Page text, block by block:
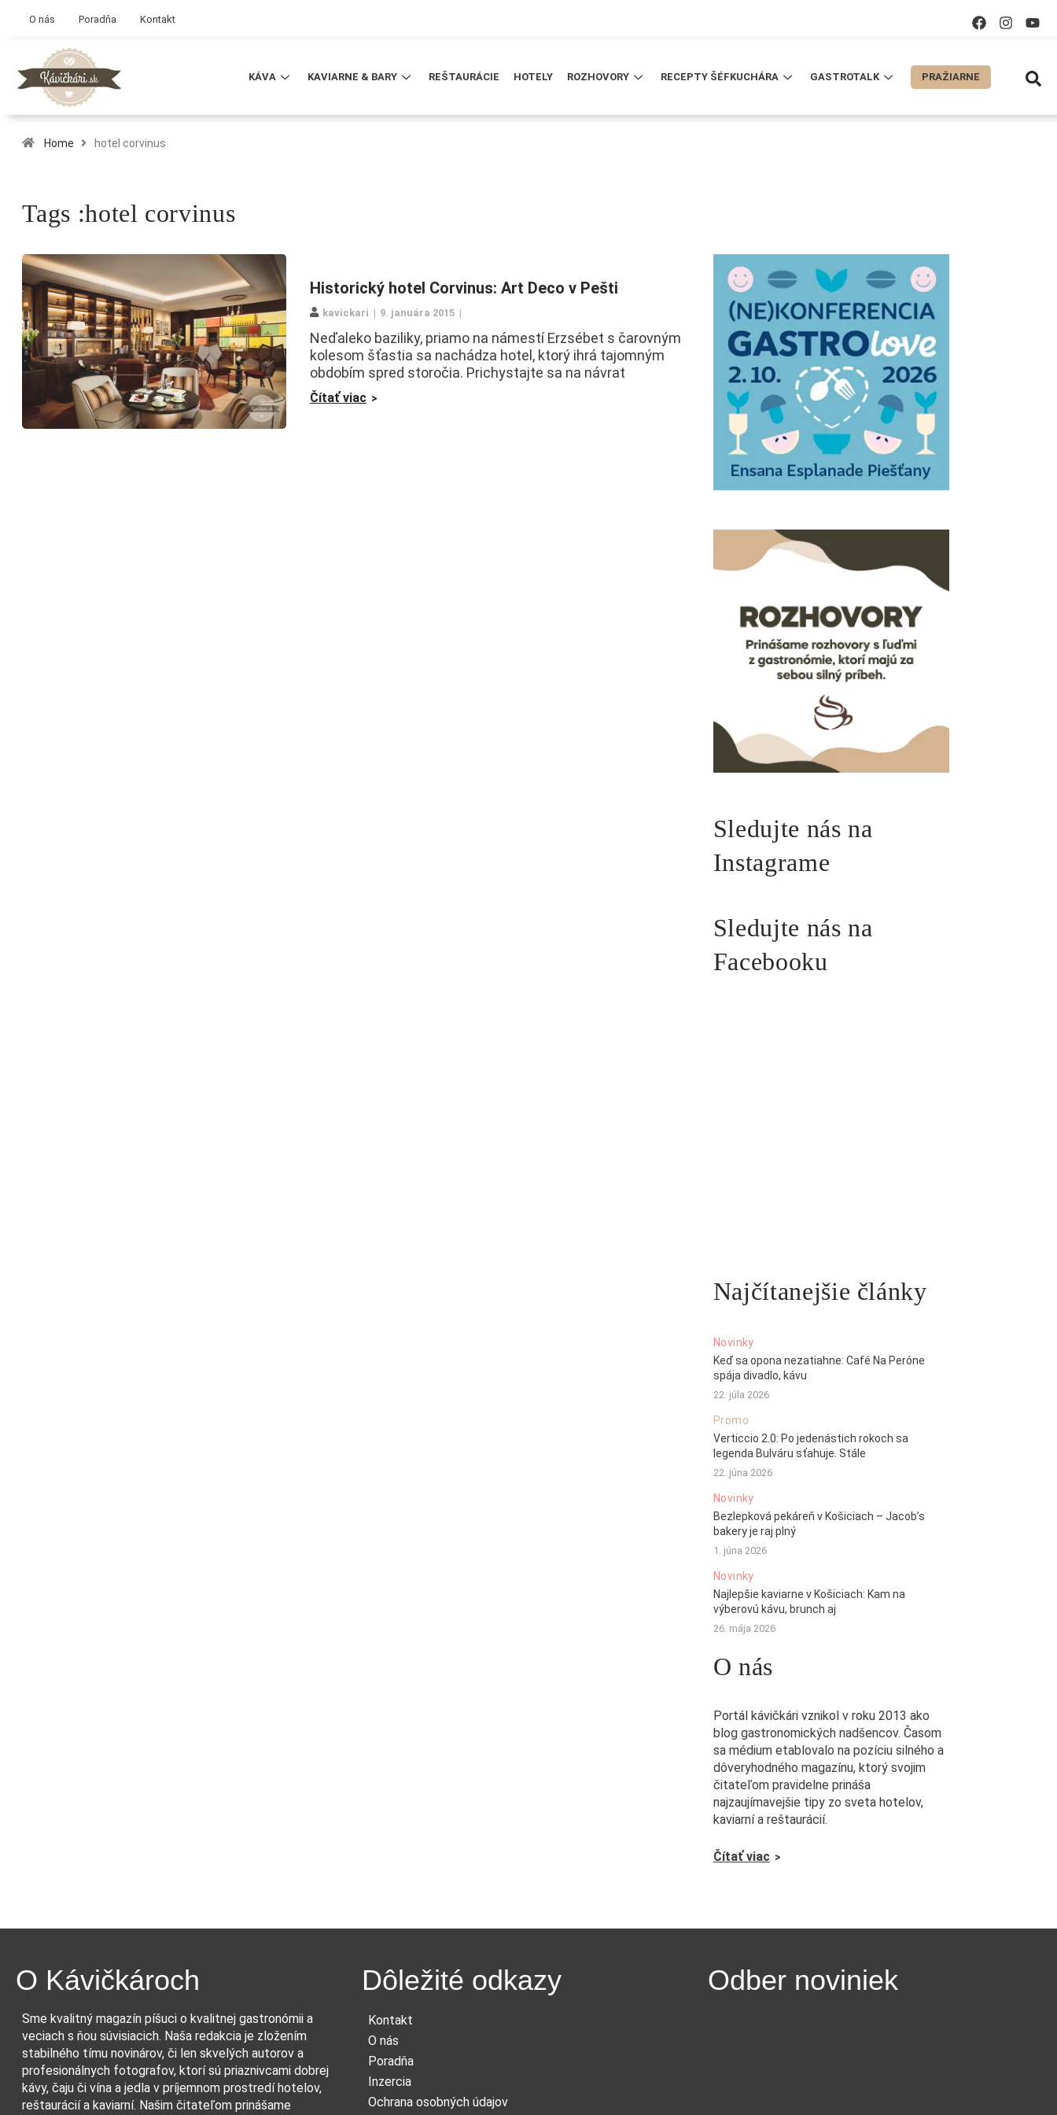
O nás Poradňa Kontakt
KÁVA KAVIARNE & BARY REŠTAURÁCIE HOTELY ROZHOVORY RECEPTY ŠÉFKUCHÁRA GASTROTALK PRAŽIARNE
Home hotel corvinus
Tags :hotel corvinus
Historický hotel Corvinus: Art Deco v Pešti
kavickari 9. januára 2015
Neďaleko baziliky, priamo na námestí Erzsébet s čarovným
kolesom šťastia sa nachádza hotel, ktorý ihrá tajomným
obdobím spred storočia. Prichystajte sa na návrat
Čítať viac
Sledujte nás na
Instagrame
Sledujte nás na
Facebooku
Najčítanejšie články
Novinky
Keď sa opona nezatiahne: Café Na Peróne
spája divadlo, kávu
22. júla 2026
Promo
Verticcio 2.0: Po jedenástich rokoch sa
legenda Bulváru sťahuje. Stále
22. júna 2026
Novinky
Bezlepková pekáreň v Košiciach – Jacob’s
bakery je raj plný
1. júna 2026
Novinky
Najlepšie kaviarne v Košiciach: Kam na
výberovú kávu, brunch aj
26. mája 2026
O nás
Portál kávičkári vznikol v roku 2013 ako
blog gastronomických nadšencov. Časom
sa médium etablovalo na pozíciu silného a
dôveryhodného magazínu, ktorý svojim
čitateľom pravidelne prináša
najzaujímavejšie tipy zo sveta hotelov,
kaviarní a reštaurácií.
Čítať viac
O Kávičkároch
Sme kvalitný magazín píšuci o kvalitnej gastronómii a
veciach s ňou súvisiacich. Naša redakcia je zložením
stabilného tímu novinárov, či len skvelých autorov a
profesionálnych fotografov, ktorí sú priaznivcami dobrej
kávy, čaju či vína a jedla v príjemnom prostredí hotelov,
reštaurácií a kaviarní. Našim čitateľom prinášame
Dôležité odkazy
Kontakt
O nás
Poradňa
Inzercia
Ochrana osobných údajov
Odber noviniek